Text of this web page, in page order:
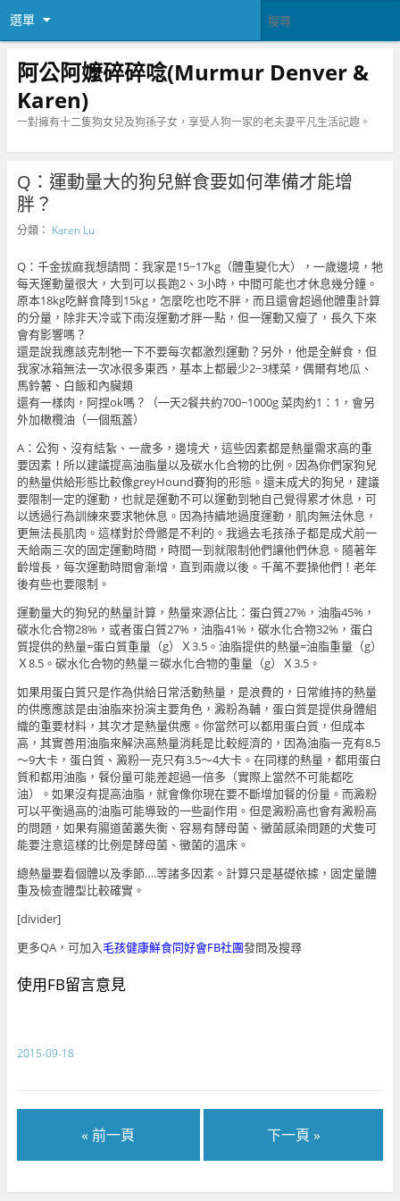
選單
阿公阿嬤碎碎唸(Murmur Denver &
Karen)
一對擁有十二隻狗女兒及狗孫子女，享受人狗一家的老夫妻平凡生活記趣。
Q：運動量大的狗兒鮮食要如何準備才能增
胖？
分類： Karen Lu
Q：千金拔麻我想請問：我家是15~17kg（體重變化大），一歲邊境，牠
每天運動量很大，大到可以長跑2、3小時，中間可能也才休息幾分鐘。
原本18kg吃鮮食降到15kg，怎麼吃也吃不胖，而且還會超過他體重計算
的分量，除非天冷或下雨沒運動才胖一點，但一運動又瘦了，長久下來
會有影響嗎？
還是說我應該克制牠一下不要每次都激烈運動？另外，他是全鮮食，但
我家冰箱無法一次冰很多東西，基本上都最少2~3樣菜，偶爾有地瓜、
馬鈴薯、白飯和內臟類
還有一樣肉，阿捏ok嗎？（一天2餐共約700~1000g 菜肉約1：1，會另
外加橄欖油（一個瓶蓋）
A：公狗、沒有結紮、一歲多，邊境犬，這些因素都是熱量需求高的重
要因素！所以建議提高油脂量以及碳水化合物的比例。因為你們家狗兒
的熱量供給形態比較像greyHound賽狗的形態。還未成犬的狗兒，建議
要限制一定的運動，也就是運動不可以運動到牠自己覺得累才休息，可
以透過行為訓練來要求牠休息。因為持續地過度運動，肌肉無法休息，
更無法長肌肉。這樣對於骨骼是不利的。我過去毛孩孫子都是成犬前一
天給兩三次的固定運動時間，時間一到就限制他們讓他們休息。隨著年
齡增長，每次運動時間會漸增，直到兩歲以後。千萬不要操他們！老年
後有些也要限制。
運動量大的狗兒的熱量計算，熱量來源佔比：蛋白質27%，油脂45%，
碳水化合物28%，或者蛋白質27%，油脂41%，碳水化合物32%，蛋白
質提供的熱量=蛋白質重量（g）Ｘ3.5。油脂提供的熱量=油脂重量（g）
Ｘ8.5。碳水化合物的熱量＝碳水化合物的重量（g）Ｘ3.5。
如果用蛋白質只是作為供給日常活動熱量，是浪費的，日常維持的熱量
的供應應該是由油脂來扮演主要角色，澱粉為輔，蛋白質是提供身體組
織的重要材料，其次才是熱量供應。你當然可以都用蛋白質，但成本
高，其實善用油脂來解決高熱量消耗是比較經濟的，因為油脂一克有8.5
～9大卡，蛋白質、澱粉一克只有3.5～4大卡。在同樣的熱量，都用蛋白
質和都用油脂，餐份量可能差超過一倍多（實際上當然不可能都吃
油）。如果沒有提高油脂，就會像你現在要不斷增加餐的份量。而澱粉
可以平衡過高的油脂可能導致的一些副作用。但是澱粉高也會有澱粉高
的問題，如果有腸道菌叢失衡、容易有酵母菌、黴菌感染問題的犬隻可
能要注意這樣的比例是酵母菌、黴菌的溫床。
總熱量要看個體以及季節….等諸多因素。計算只是基礎依據，固定量體
重及檢查體型比較確實。
[divider]
更多QA，可加入毛孩健康鮮食同好會FB社團發問及搜尋
使用FB留言意見
2015-09-18
« 前一頁 下一頁 »